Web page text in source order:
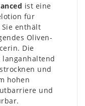
ist eine
für
enthält
Oliven-
Die
langanhaltend
und
hohen
und